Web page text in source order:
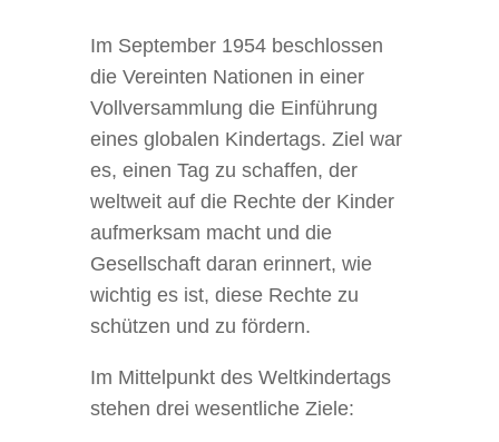
Im September 1954 beschlossen
die Vereinten Nationen in einer
Vollversammlung die Einführung
eines globalen Kindertags. Ziel war
es, einen Tag zu schaffen, der
weltweit auf die Rechte der Kinder
aufmerksam macht und die
Gesellschaft daran erinnert, wie
wichtig es ist, diese Rechte zu
schützen und zu fördern.
Im Mittelpunkt des Weltkindertags
stehen drei wesentliche Ziele: